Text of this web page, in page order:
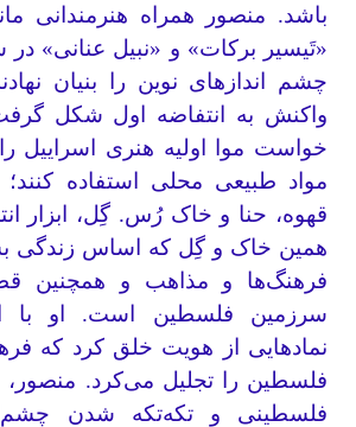
باشد. منصور همراه هنرمندانی
چشم اندازهای نوین را بنیان
واکنش به انتفاضه اول شکل
خواست موا اولیه هنری اسراییل
مواد طبیعی محلی استفاده
قهوه، حنا و خاک رُس. گِل، ابزار
همین خاک و گِل که اساس زندگی
فرهنگ‌ها و مذاهب و همچنین
سرزمین فلسطین است. او با
نمادهایی از هویت خلق کرد که
فلسطین را تجلیل می‌کرد.
فلسطینی و تکه‌تکه شدن